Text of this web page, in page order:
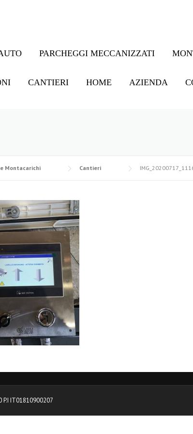
PARCHEGGI MECCANIZZATI
CANTIERI HOME AZIENDA
Montacarichi Cantieri
P.I IT01810900207